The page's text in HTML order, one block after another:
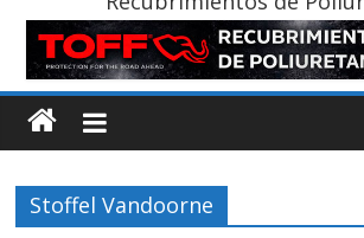
Stoffel Vandoorne